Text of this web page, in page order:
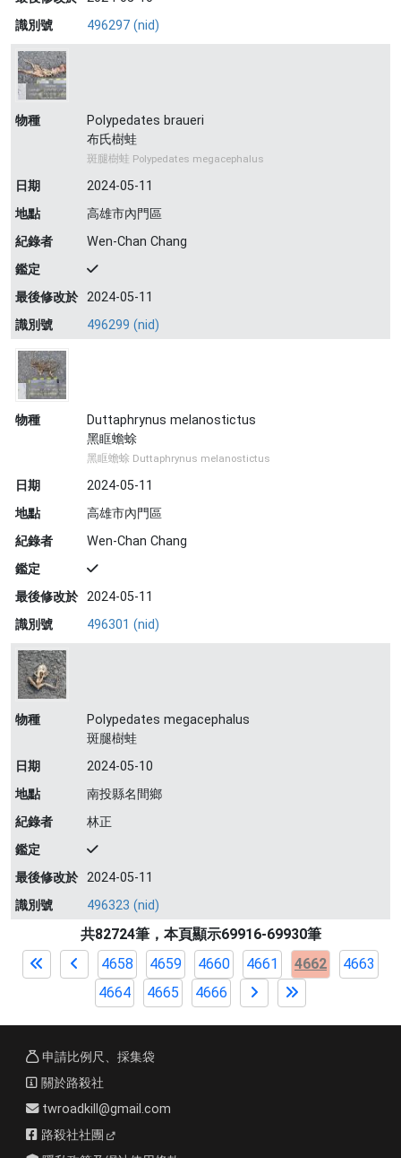
識別號
496297 (nid)
物種
Polypedates braueri
布氏樹蛙
斑腿樹蛙 Polypedates megacephalus
日期
2024-05-11
地點
高雄市內門區
紀錄者
Wen-Chan Chang
鑑定
最後修改於 2024-05-11
識別號
496299 (nid)
物種
Duttaphrynus melanostictus
黑眶蟾蜍
黑眶蟾蜍 Duttaphrynus melanostictus
日期
2024-05-11
地點
高雄市內門區
紀錄者
Wen-Chan Chang
鑑定
最後修改於 2024-05-11
識別號
496301 (nid)
物種
Polypedates megacephalus
斑腿樹蛙
日期
2024-05-10
地點
南投縣名間鄉
紀錄者
林正
鑑定
最後修改於 2024-05-11
識別號
496323 (nid)
共82724筆，本頁顯示69916-69930筆
4658
4659 4660 4661 4662
4663
4664
4665 4666
申請比例尺、採集袋
關於路殺社
twroadkill@gmail.com
路殺社社團